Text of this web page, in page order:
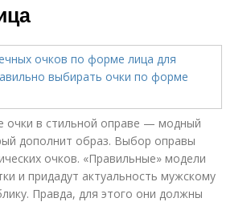
очки в стильной оправе — модный
дополнит образ. Выбор оправы
очков. «Правильные» модели
и придадут актуальность мужскому
Правда, для этого они должны